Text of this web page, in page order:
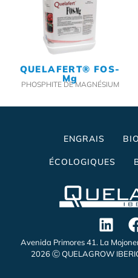
QUELAFERT® FOS-
Mg
PHOSPHITE DE MAGNÉSIUM
ENGRAIS
ÉCOLOGIQUES
Avenida Primores 41. La
2026 Ⓒ QUELAGROW